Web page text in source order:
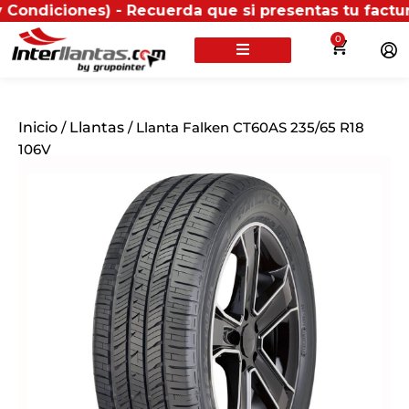
- Recuerda que si presentas tu factura
0
Inicio / Llantas / Llanta Falken CT60AS 235/65 R18
106V